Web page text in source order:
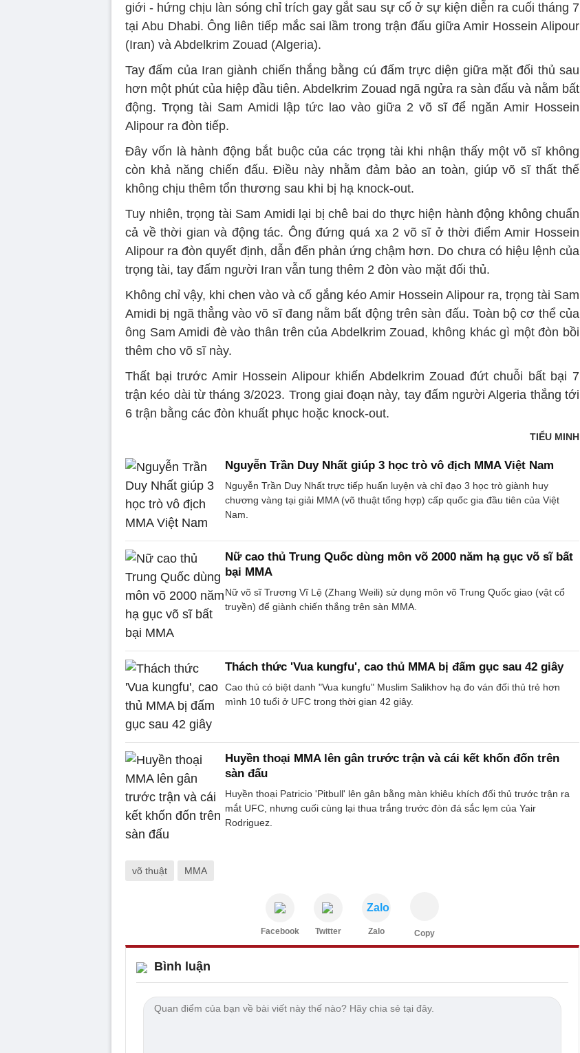
giới - hứng chịu làn sóng chỉ trích gay gắt sau sự cố ở sự kiện diễn ra cuối tháng 7
tại Abu Dhabi. Ông liên tiếp mắc sai lầm trong trận đấu giữa Amir Hossein Alipour
(Iran) và Abdelkrim Zouad (Algeria).
Tay đấm của Iran giành chiến thắng bằng cú đấm trực diện giữa mặt đối thủ sau
hơn một phút của hiệp đầu tiên. Abdelkrim Zouad ngã ngửa ra sàn đấu và nằm bất
động. Trọng tài Sam Amidi lập tức lao vào giữa 2 võ sĩ để ngăn Amir Hossein
Alipour ra đòn tiếp.
Đây vốn là hành động bắt buộc của các trọng tài khi nhận thấy một võ sĩ không
còn khả năng chiến đấu. Điều này nhằm đảm bảo an toàn, giúp võ sĩ thất thế
không chịu thêm tổn thương sau khi bị hạ knock-out.
Tuy nhiên, trọng tài Sam Amidi lại bị chê bai do thực hiện hành động không chuẩn
cả về thời gian và động tác. Ông đứng quá xa 2 võ sĩ ở thời điểm Amir Hossein
Alipour ra đòn quyết định, dẫn đến phản ứng chậm hơn. Do chưa có hiệu lệnh của
trọng tài, tay đấm người Iran vẫn tung thêm 2 đòn vào mặt đối thủ.
Không chỉ vậy, khi chen vào và cố gắng kéo Amir Hossein Alipour ra, trọng tài Sam
Amidi bị ngã thẳng vào võ sĩ đang nằm bất động trên sàn đấu. Toàn bộ cơ thể của
ông Sam Amidi đè vào thân trên của Abdelkrim Zouad, không khác gì một đòn bồi
thêm cho võ sĩ này.
Thất bại trước Amir Hossein Alipour khiến Abdelkrim Zouad đứt chuỗi bất bại 7
trận kéo dài từ tháng 3/2023. Trong giai đoạn này, tay đấm người Algeria thắng tới
6 trận bằng các đòn khuất phục hoặc knock-out.
TIỂU MINH
Nguyễn Trần Duy Nhất giúp 3 học trò vô địch MMA Việt Nam
Nguyễn Trần Duy Nhất trực tiếp huấn luyện và chỉ đạo 3 học trò giành huy
chương vàng tại giải MMA (võ thuật tổng hợp) cấp quốc gia đầu tiên của Việt
Nam.
Nữ cao thủ Trung Quốc dùng môn võ 2000 năm hạ gục võ sĩ bất
bại MMA
Nữ võ sĩ Trương Vĩ Lệ (Zhang Weili) sử dụng môn võ Trung Quốc giao (vật cổ
truyền) để giành chiến thắng trên sàn MMA.
Thách thức 'Vua kungfu', cao thủ MMA bị đấm gục sau 42 giây
Cao thủ có biệt danh "Vua kungfu" Muslim Salikhov hạ đo ván đối thủ trẻ hơn
mình 10 tuổi ở UFC trong thời gian 42 giây.
Huyền thoại MMA lên gân trước trận và cái kết khốn đốn trên
sàn đấu
Huyền thoại Patricio 'Pitbull' lên gân bằng màn khiêu khích đối thủ trước trận ra
mắt UFC, nhưng cuối cùng lại thua trắng trước đòn đá sắc lẹm của Yair
Rodriguez.
võ thuật MMA
Facebook Twitter
Zalo
Zalo Copy
Bình luận